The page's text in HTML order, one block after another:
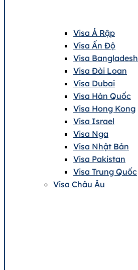
Visa Ả Rập
Visa Ấn Độ
Visa Bangladesh
Visa Đài Loan
Visa Dubai
Visa Hàn Quốc
Visa Hong Kong
Visa Israel
Visa Nga
Visa Nhật Bản
Visa Pakistan
Visa Trung Quốc
Visa Châu Âu